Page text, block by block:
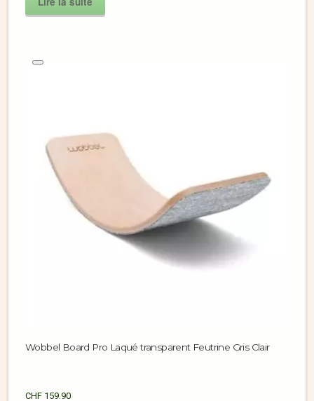
Wobbel Board Pro Laqué transparent Feutrine Gris Clair
CHF 159.90